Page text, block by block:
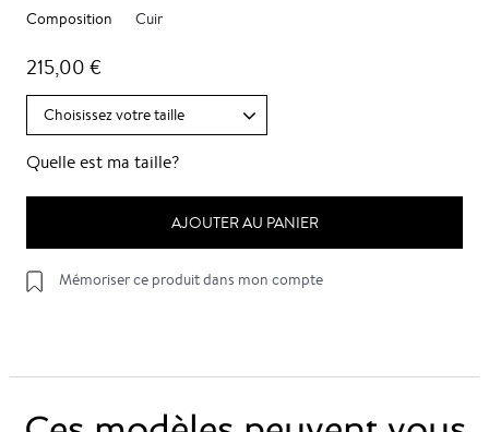
Composition Cuir
215,00 €
Quelle est ma taille?
AJOUTER AU PANIER
Mémoriser ce produit dans mon compte